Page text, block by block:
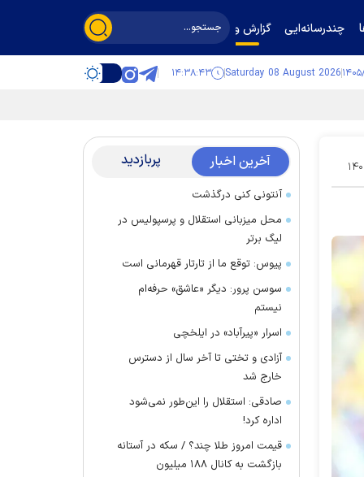
چندرسانه‌ایی گزارش و گفت‌وگو
Saturday 08 August 2026 ۱۴:۳۸:۴۴
۱۶ آخرین اخبار پربازدید
آنتونی کنی درگذشت
محل میزبانی استقلال و پرسپولیس در
لیگ برتر
پیوس: توقع ما از تارتار قهرمانی است
سوسن پرور: دیگر «عاشق» حرفه‌ام
نیستم
اسرار «پیرآباد» در ایلخچی
آزادی و تختی تا آخر سال از دسترس
خارج شد
صادقی: استقلال را این‌طور نمی‌شود
اداره کرد!
قیمت امروز طلا چند؟ / سکه در آستانه
بازگشت به کانال ۱۸۸ میلیون